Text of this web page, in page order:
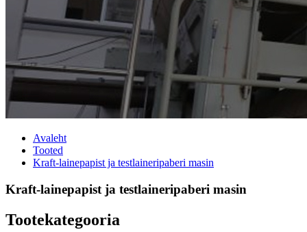
Avaleht
Tooted
Kraft-lainepapist ja testlaineripaberi masin
Kraft-lainepapist ja testlaineripaberi masin
Tootekategooria